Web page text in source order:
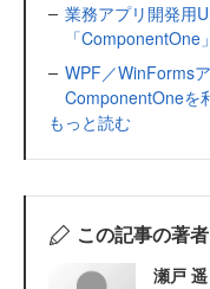
業務アプリ開発用
「
WPF／WinForms
ComponentOneを
もっと読む
この記事の著者
瀬戸 遥